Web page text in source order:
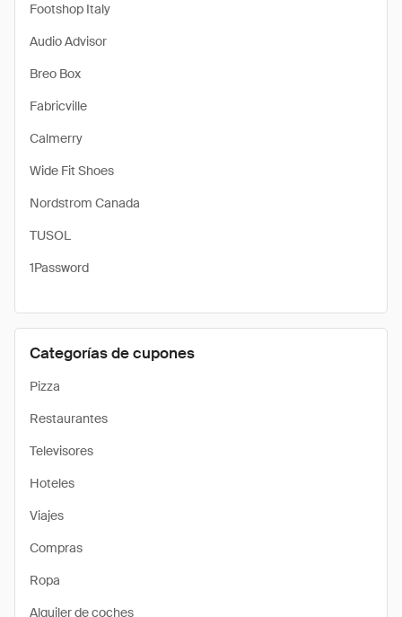
Footshop Italy
Audio Advisor
Breo Box
Fabricville
Calmerry
Wide Fit Shoes
Nordstrom Canada
TUSOL
1Password
Categorías de cupones
Pizza
Restaurantes
Televisores
Hoteles
Viajes
Compras
Ropa
Alquiler de coches